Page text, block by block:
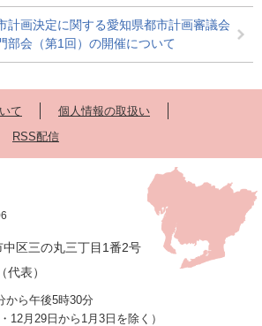
計画決定に関する愛知県都市計画審議会
部会（第1回）の開催について
て
個人情報の取扱い
RSS配信
区三の丸三丁目1番2号
表）
から午後5時30分
12月29日から1月3日を除く）